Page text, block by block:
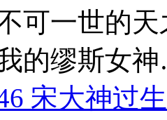
可一世的
的缪斯女
宋大神过